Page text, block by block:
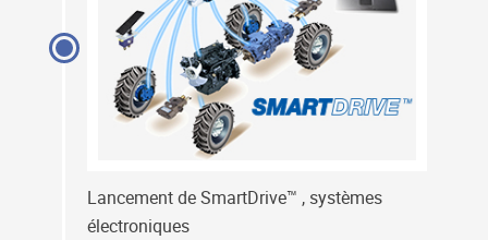
Lancement de SmartDrive™ , systèmes
électroniques